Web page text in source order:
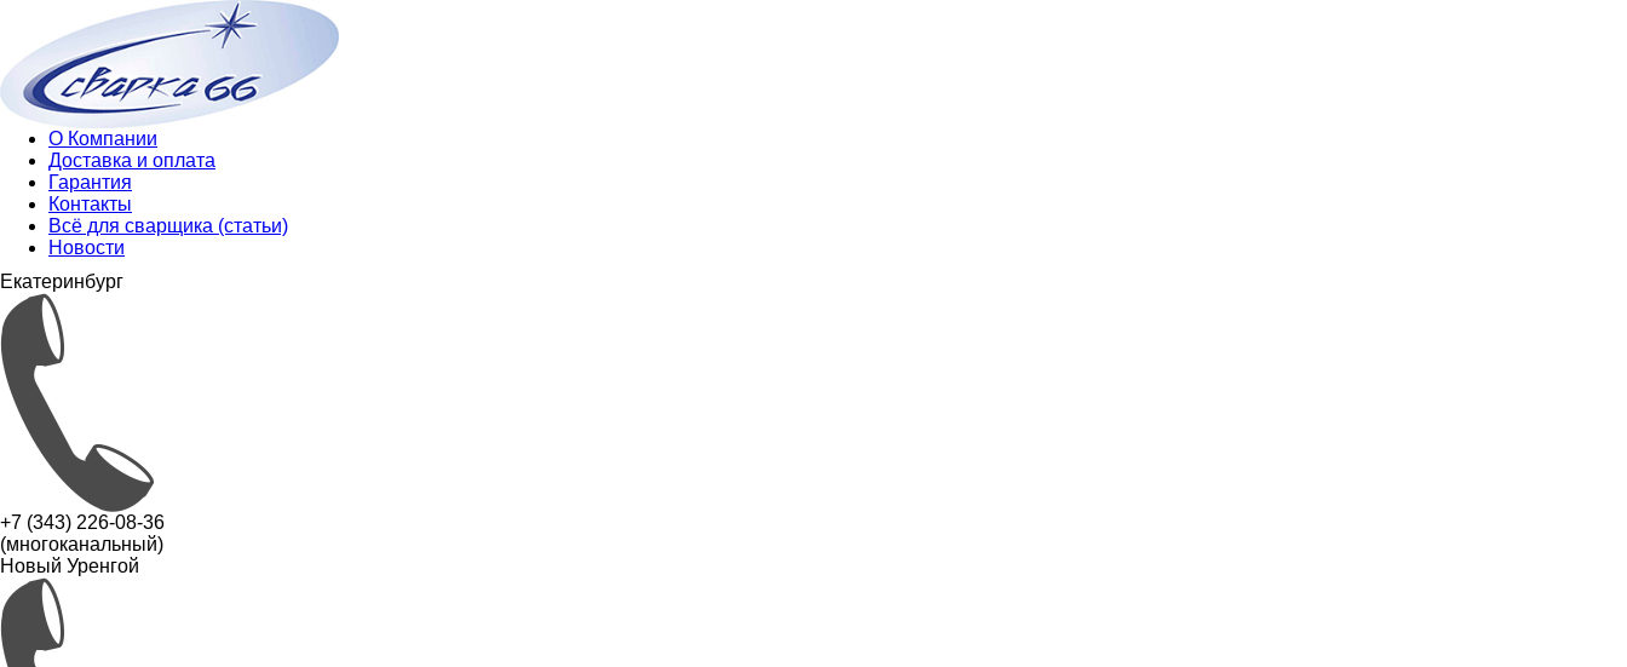
О Компании
Доставка и оплата
Гарантия
Контакты
Всё для сварщика (статьи)
Новости
Екатеринбург
+7 (343) 226-08-36
(многоканальный)
Новый Уренгой